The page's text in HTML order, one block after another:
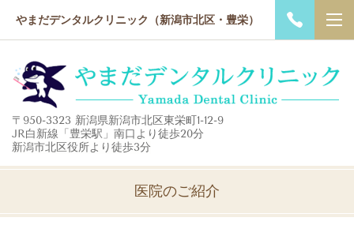
やまだデンタルクリニック（新潟市北区・豊栄）
〒950-3323 新潟県新潟市北区東栄町1-12-9
JR白新線「豊栄駅」南口より徒歩20分
新潟市北区役所より徒歩3分
医院のご紹介